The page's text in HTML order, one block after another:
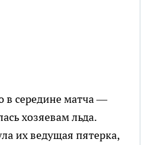
в середине матча —
хозяевам льда.
их ведущая пятерка,